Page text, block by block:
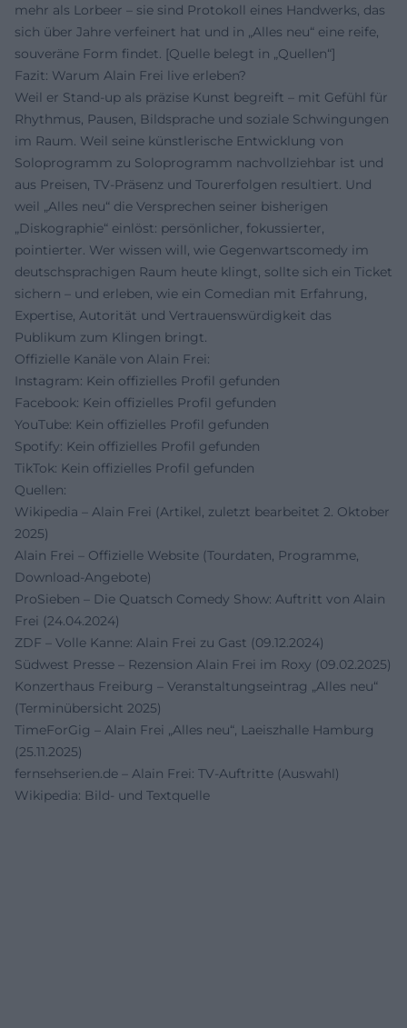
mehr als Lorbeer – sie sind Protokoll eines Handwerks, das
sich über Jahre verfeinert hat und in „Alles neu“ eine reife,
souveräne Form findet. [Quelle belegt in „Quellen“]
Fazit: Warum Alain Frei live erleben?
Weil er Stand-up als präzise Kunst begreift – mit Gefühl für
Rhythmus, Pausen, Bildsprache und soziale Schwingungen
im Raum. Weil seine künstlerische Entwicklung von
Soloprogramm zu Soloprogramm nachvollziehbar ist und
aus Preisen, TV-Präsenz und Tourerfolgen resultiert. Und
weil „Alles neu“ die Versprechen seiner bisherigen
„Diskographie“ einlöst: persönlicher, fokussierter,
pointierter. Wer wissen will, wie Gegenwartscomedy im
deutschsprachigen Raum heute klingt, sollte sich ein Ticket
sichern – und erleben, wie ein Comedian mit Erfahrung,
Expertise, Autorität und Vertrauenswürdigkeit das
Publikum zum Klingen bringt.
Offizielle Kanäle von Alain Frei:
Instagram: Kein offizielles Profil gefunden
Facebook: Kein offizielles Profil gefunden
YouTube: Kein offizielles Profil gefunden
Spotify: Kein offizielles Profil gefunden
TikTok: Kein offizielles Profil gefunden
Quellen:
Wikipedia – Alain Frei (Artikel, zuletzt bearbeitet 2. Oktober
2025)
Alain Frei – Offizielle Website (Tourdaten, Programme,
Download-Angebote)
ProSieben – Die Quatsch Comedy Show: Auftritt von Alain
Frei (24.04.2024)
ZDF – Volle Kanne: Alain Frei zu Gast (09.12.2024)
Südwest Presse – Rezension Alain Frei im Roxy (09.02.2025)
Konzerthaus Freiburg – Veranstaltungseintrag „Alles neu“
(Terminübersicht 2025)
TimeForGig – Alain Frei „Alles neu“, Laeiszhalle Hamburg
(25.11.2025)
fernsehserien.de – Alain Frei: TV-Auftritte (Auswahl)
Wikipedia: Bild- und Textquelle